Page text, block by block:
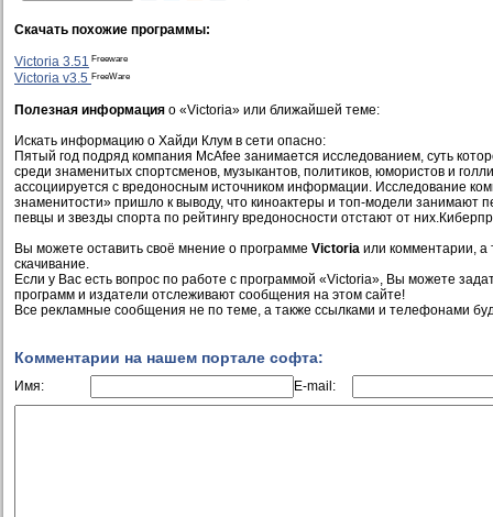
Скачать похожие программы:
Victoria 3.51 Freeware
Victoria v3.5 FreeWare
Полезная информация о «Victoria» или ближайшей теме:
Искать информацию о Хайди Клум в сети опасно:
Пятый год подряд компания McAfee занимается исследованием, суть
среди знаменитых спортсменов, музыкантов, политиков, юмористов и
ассоциируется с вредоносным источником информации. Исследование
знаменитости» пришло к выводу, что киноактеры и топ-модели занимают
певцы и звезды спорта по рейтингу вредоносности отстают от
Вы можете оставить своё мнение о программе Victoria или комментарии, а
скачивание.
Если у Вас есть вопрос по работе с программой «Victoria», Вы можете
программ и издатели отслеживают сообщения на этом сайте!
Все рекламные сообщения не по теме, а также ссылками и телефонами
Комментарии на нашем портале софта:
Имя: E-mail: